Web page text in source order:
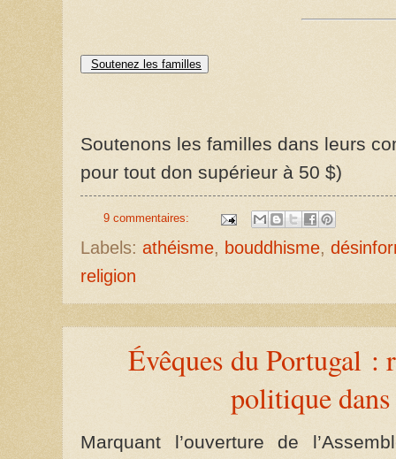
Soutenez les familles
Soutenons les familles dans leurs
pour tout don supérieur à 50 $)
9 commentaires:
Labels: athéisme, bouddhisme,
religion
Évêques du Portugal :
politique
Marquant l’ouverture de